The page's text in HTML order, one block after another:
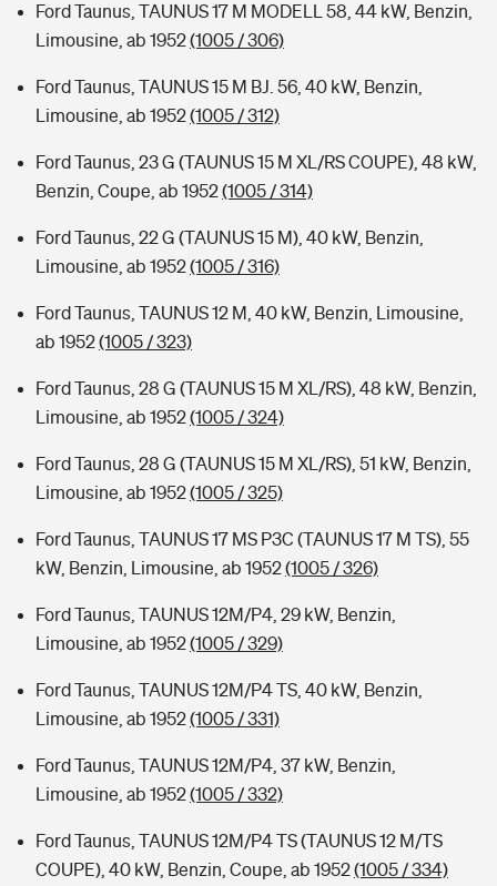
Ford Taunus, TAUNUS 17 M MODELL 58, 44 kW, Benzin,
Limousine, ab 1952(1005 / 306)
Ford Taunus, TAUNUS 15 M BJ. 56, 40 kW, Benzin,
Limousine, ab 1952(1005 / 312)
Ford Taunus, 23 G (TAUNUS 15 M XL/RS COUPE), 48 kW,
Benzin, Coupe, ab 1952(1005 / 314)
Ford Taunus, 22 G (TAUNUS 15 M), 40 kW, Benzin,
Limousine, ab 1952(1005 / 316)
Ford Taunus, TAUNUS 12 M, 40 kW, Benzin, Limousine,
ab 1952(1005 / 323)
Ford Taunus, 28 G (TAUNUS 15 M XL/RS), 48 kW, Benzin,
Limousine, ab 1952(1005 / 324)
Ford Taunus, 28 G (TAUNUS 15 M XL/RS), 51 kW, Benzin,
Limousine, ab 1952(1005 / 325)
Ford Taunus, TAUNUS 17 MS P3C (TAUNUS 17 M TS), 55
kW, Benzin, Limousine, ab 1952(1005 / 326)
Ford Taunus, TAUNUS 12M/P4, 29 kW, Benzin,
Limousine, ab 1952(1005 / 329)
Ford Taunus, TAUNUS 12M/P4 TS, 40 kW, Benzin,
Limousine, ab 1952(1005 / 331)
Ford Taunus, TAUNUS 12M/P4, 37 kW, Benzin,
Limousine, ab 1952(1005 / 332)
Ford Taunus, TAUNUS 12M/P4 TS (TAUNUS 12 M/TS
COUPE), 40 kW, Benzin, Coupe, ab 1952(1005 / 334)